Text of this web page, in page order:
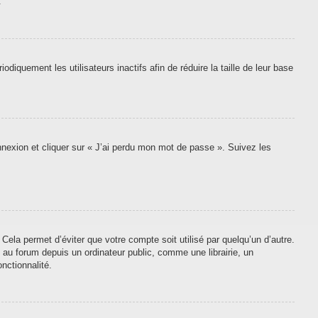
les utilisateurs inactifs afin de réduire la taille de leur base
et cliquer sur « J’ai perdu mon mot de passe ». Suivez les
permet d’éviter que votre compte soit utilisé par quelqu’un d’autre.
forum depuis un ordinateur public, comme une librairie, un